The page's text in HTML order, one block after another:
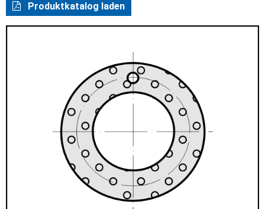
Produktkatalog laden